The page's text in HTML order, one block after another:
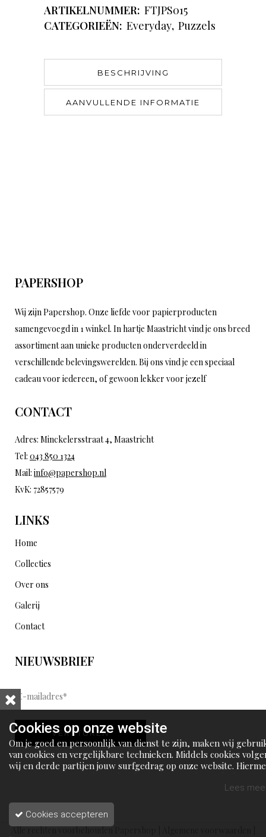
ARTIKELNUMMER: FTJPS015
CATEGORIEËN: Everyday, Puzzels
BESCHRIJVING
AANVULLENDE INFORMATIE
PAPERSHOP
Wij zijn Papershop. Onze liefde voor papierproducten
samengevoegd in 1 winkel. In hartje Maastricht vind je ons breed
assortiment aan unieke producten onderverdeeld in
verschillende belevingswerelden. Bij ons vind je een speciaal
cadeau voor iedereen, of gewoon lekker voor jezelf
CONTACT
Adres: Minckelersstraat 4, Maastricht
Tel: 043 850 1324
Mail: info@papershop.nl
KvK: 72857579
LINKS
Home
Collecties
Over ons
Galerij
Contact
NIEUWSBRIEF
E
-
m
a
i
l
d
r
VERSTUREN
Cookies op onze website
Om je goed en persoonlijk van dienst te zijn, maken wij
van cookies en vergelijkbare technieken. Middels cookies
wij en derde partijen jouw surfgedrag op onze website.
Lees
Cookies accepteren